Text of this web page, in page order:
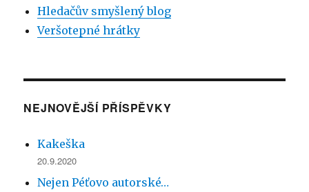
Hledačův smyšlený blog
Veršotepné hrátky
NEJNOVĚJŠÍ PŘÍSPĚVKY
Kakeška
20.9.2020
Nejen Péťovo autorské…